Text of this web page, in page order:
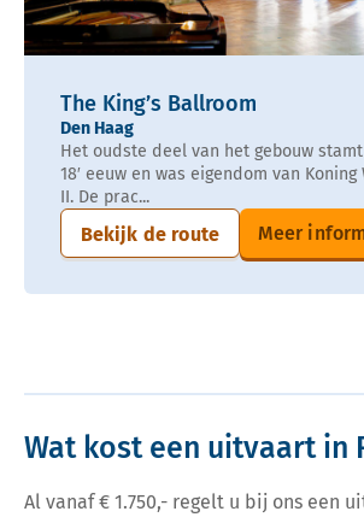
The King’s Ballroom
Den Haag
Het oudste deel van het gebouw
18′ eeuw en was eigendom van Koning
II. De prac...
Bekijk de route Meer
Wat kost een uitvaart in
Al vanaf € 1.750,- regelt u bij ons een